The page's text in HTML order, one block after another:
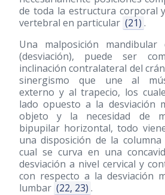
de toda la estructura corporal
vertebral en particular (21) .
Una malposición
(desviación), puede ser
inclinación contralateral del
sinergismo que une al
externo y al trapecio, los
lado opuesto a la desviación
objeto y la necesidad de
bipupilar horizontal, todo
una disposición de la
cual se curva en una
desviación a nivel cervical y
con respecto a la desviación
lumbar (22, 23) .